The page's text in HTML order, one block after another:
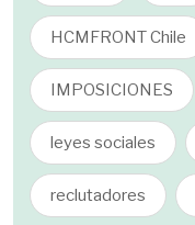
HCMFRONT Chile
IMPOSICIONES
leyes sociales
reclutadores